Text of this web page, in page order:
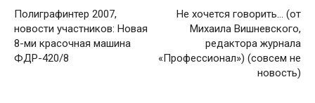
Полиграфинтер 2007,
новости участников: Новая
8-ми красочная машина
ФДР-420/8
Не хочется говорить… (от
Михаила Вишневского,
редактора журнала
«Профессионал») (совсем не
новость)